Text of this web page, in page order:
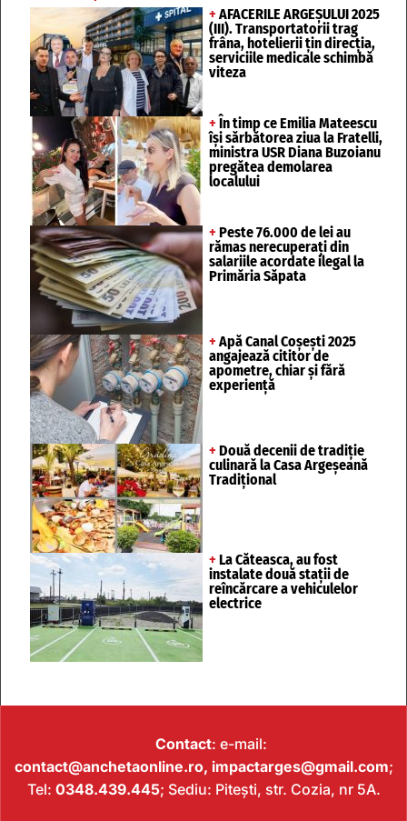
+ AFACERILE ARGEȘULUI 2025
(III). Transportatorii trag
frâna, hotelierii țin direcția,
serviciile medicale schimbă
viteza
+ În timp ce Emilia Mateescu
își sărbătorea ziua la Fratelli,
ministra USR Diana Buzoianu
pregătea demolarea
localului
+ Peste 76.000 de lei au
rămas nerecuperați din
salariile acordate ilegal la
Primăria Săpata
+ Apă Canal Coșești 2025
angajează cititor de
apometre, chiar și fără
experiență
+ Două decenii de tradiție
culinară la Casa Argeșeană
Tradițional
+ La Căteasca, au fost
instalate două stații de
reîncărcare a vehiculelor
electrice
Contact: e-mail:
contact@anchetaonline.ro, impactarges@gmail.com;
Tel: 0348.439.445; Sediu: Pitești, str. Cozia, nr 5A.